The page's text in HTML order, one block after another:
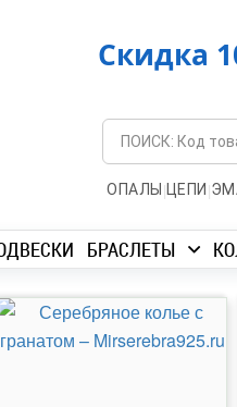
Скидка
ОПАЛЫ | ЦЕПИ |
БРАСЛЕТЫ